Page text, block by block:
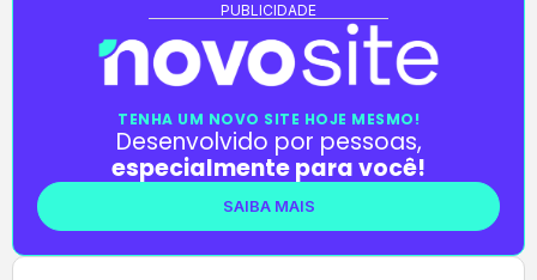
PUBLICIDADE
TENHA UM NOVO SITE HOJE MESMO!
Desenvolvido por pessoas,
especialmente para você!
SAIBA MAIS